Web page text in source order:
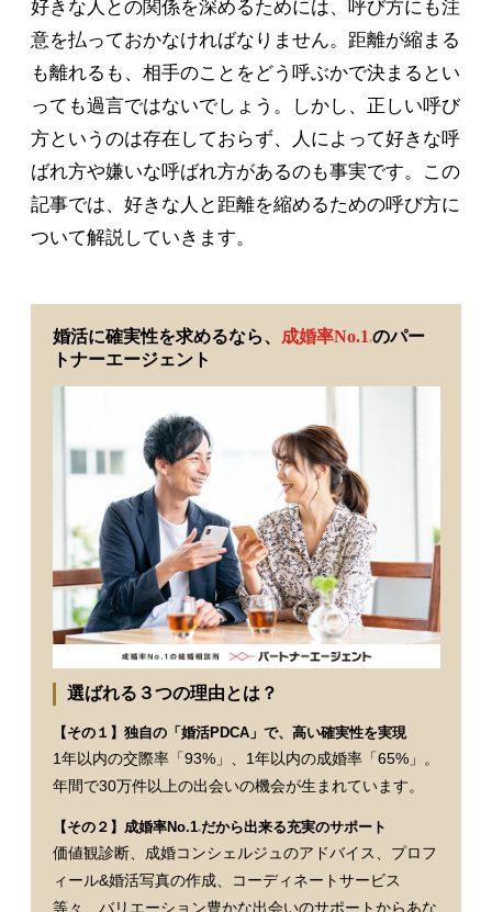
好きな人との関係を深めるためには、呼び方にも注
意を払っておかなければなりません。距離が縮まる
も離れるも、相手のことをどう呼ぶかで決まるとい
っても過言ではないでしょう。しかし、正しい呼び
方というのは存在しておらず、人によって好きな呼
ばれ方や嫌いな呼ばれ方があるのも事実です。この
記事では、好きな人と距離を縮めるための呼び方に
ついて解説していきます。
婚活に確実性を求めるなら、 成婚率No.1 ※のパー
トナーエージェント
選ばれる３つの理由とは？
【その１】独自の「婚活PDCA」で、高い確実性を実現
1年以内の交際率「93%」、1年以内の成婚率「65%」。
年間で30万件以上の出会いの機会が生まれています。
【その２】成婚率No.1※だから出来る充実のサポート
価値観診断、成婚コンシェルジュのアドバイス、プロフ
ィール&婚活写真の作成、コーディネートサービス
等々、バリエーション豊かな出会いのサポートからあな